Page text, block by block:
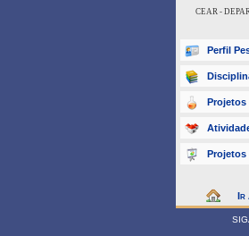
CEAR -
Perfil
Projetos
Projetos
Ir